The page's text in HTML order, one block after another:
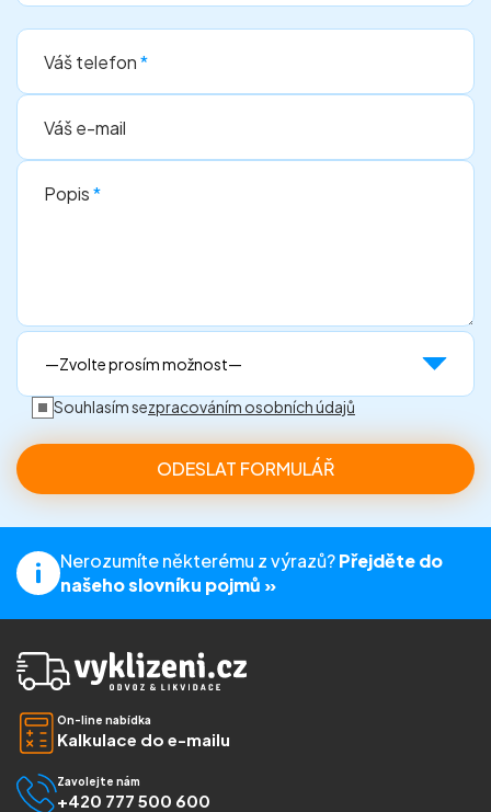
Váš telefon*
Váš e-mail
Popis*
Souhlasím sezpracováním osobních údajů
Nerozumíte některému z výrazů?Přejděte do
našeho slovníku pojmů »
On-line nabídka
Kalkulace do e-mailu
Zavolejte nám
+420 777 500 600